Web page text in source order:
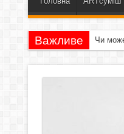
Важливе Чи